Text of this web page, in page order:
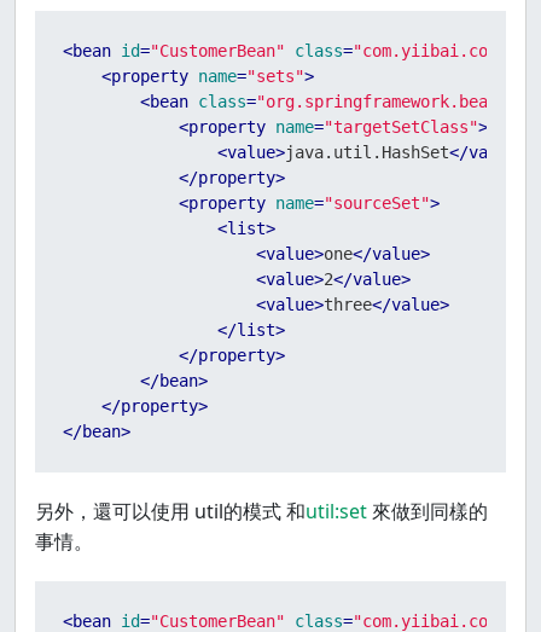
<bean id="CustomerBean" class=
<property name="sets">
<bean class=
<property name="targetSetClass">
<value>java.util.HashSet</value
</property>
<property name="sourceSet">
<list>
<value>one</value>
<value>2</value>
<value>three</value>
</list>
</property>
</bean>
</property>
</bean>
另外，還可以使用 util的模式 和util:set 來做到同樣的
事情。
<bean id="CustomerBean" class=